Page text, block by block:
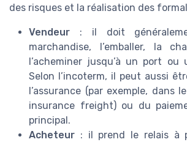
des risques et la réalisation des
Vendeur : il doit
marchandise, l’emballer, la
l’acheminer jusqu’à un port ou
Selon l’incoterm, il peut aussi
l’assurance (par exemple, dans
insurance freight) ou du
principal.
Acheteur : il prend le relais à